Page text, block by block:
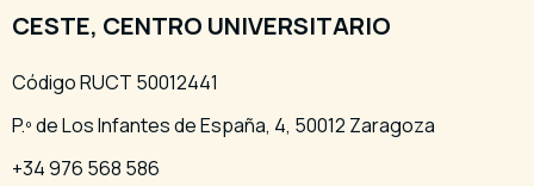
CESTE, CENTRO UNIVERSITARIO
Código RUCT 50012441
P.º de Los Infantes de España, 4, 50012 Zaragoza
+34 976 568 586